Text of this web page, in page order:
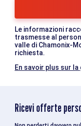
Le informazioni
trasmesse al
valle di Chamonix-
richiesta.
En savoir plus sur
Ricevi offerte